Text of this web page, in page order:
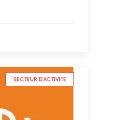
SECTEUR D'ACTIVITE